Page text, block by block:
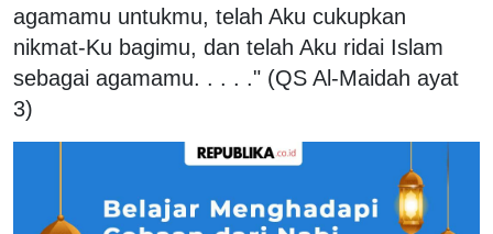
agamamu untukmu, telah Aku cukupkan
nikmat-Ku bagimu, dan telah Aku ridai Islam
sebagai agamamu. . . . ." (QS Al-Maidah ayat
3)